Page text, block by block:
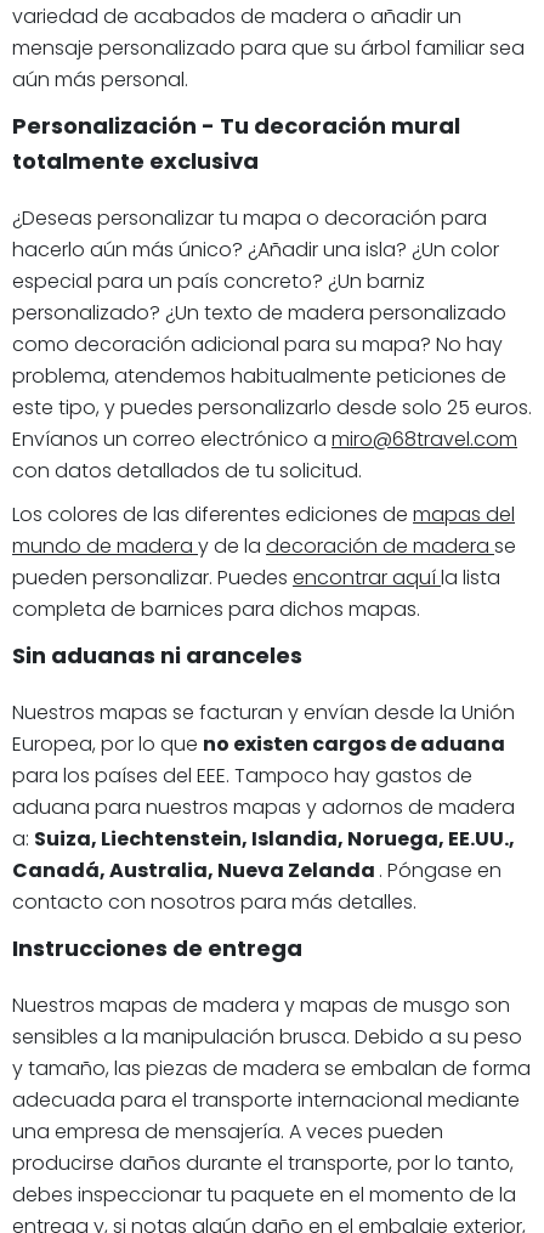
variedad de acabados de madera o añadir un
mensaje personalizado para que su árbol familiar sea
aún más personal.
Personalización - Tu decoración mural
totalmente exclusiva
¿Deseas personalizar tu mapa o decoración para
hacerlo aún más único? ¿Añadir una isla? ¿Un color
especial para un país concreto? ¿Un barniz
personalizado? ¿Un texto de madera personalizado
como decoración adicional para su mapa? No hay
problema, atendemos habitualmente peticiones de
este tipo, y puedes personalizarlo desde solo 25 euros.
Envíanos un correo electrónico a miro@68travel.com
con datos detallados de tu solicitud.
Los colores de las diferentes ediciones de mapas del
mundo de madera y de la decoración de madera se
pueden personalizar. Puedes encontrar aquíla lista
completa de barnices para dichos mapas.
Sin aduanas ni aranceles
Nuestros mapas se facturan y envían desde la Unión
Europea, por lo que no existen cargos de aduana
para los países del EEE. Tampoco hay gastos de
aduana para nuestros mapas y adornos de madera
a: Suiza, Liechtenstein, Islandia, Noruega, EE.UU.,
Canadá, Australia, Nueva Zelanda . Póngase en
contacto con nosotros para más detalles.
Instrucciones de entrega
Nuestros mapas de madera y mapas de musgo son
sensibles a la manipulación brusca. Debido a su peso
y tamaño, las piezas de madera se embalan de forma
adecuada para el transporte internacional mediante
una empresa de mensajería. A veces pueden
producirse daños durante el transporte, por lo tanto,
debes inspeccionar tu paquete en el momento de la
entrega y, si notas algún daño en el embalaje exterior,